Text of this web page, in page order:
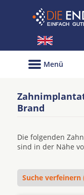
Menü
Brand
Die folgenden
sind in der Nähe
Suche verfeinern